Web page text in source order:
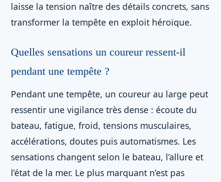
laisse la tension naître des détails concrets, sans
transformer la tempête en exploit héroïque.
Quelles sensations un coureur ressent-il
pendant une tempête ?
Pendant une tempête, un coureur au large peut
ressentir une vigilance très dense : écoute du
bateau, fatigue, froid, tensions musculaires,
accélérations, doutes puis automatismes. Les
sensations changent selon le bateau, l’allure et
l’état de la mer. Le plus marquant n’est pas